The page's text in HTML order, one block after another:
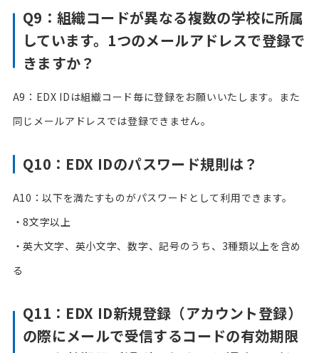
Q9：組織コードが異なる複数の学校に所属
しています。1つのメールアドレスで登録で
きますか？
A9：EDX IDは組織コード毎に登録をお願いいたします。また
同じメールアドレスでは登録できません。
Q10：EDX IDのパスワード規則は？
A10：以下を満たすものがパスワードとして利用できます。
・8文字以上
・英大文字、英小文字、数字、記号のうち、3種類以上を含め
る
Q11：EDX ID新規登録（アカウント登録）
の際にメールで受信するコードの有効期限